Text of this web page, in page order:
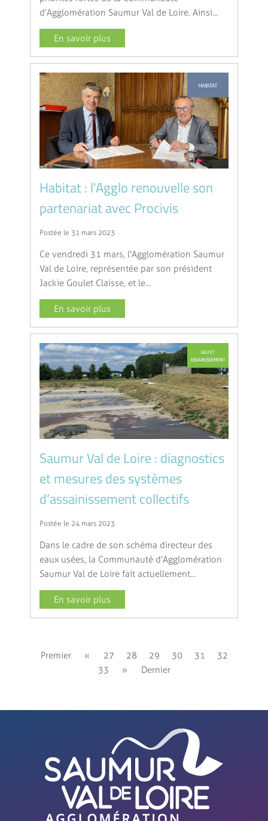
d’Agglomération Saumur Val de Loire. Ainsi...
En savoir plus
Habitat : l'Agglo renouvelle son
partenariat avec Procivis
Postée le 31 mars 2023
Ce vendredi 31 mars, l'Agglomération Saumur
Val de Loire, représentée par son président
Jackie Goulet Claisse, et le...
En savoir plus
Saumur Val de Loire : diagnostics
et mesures des systèmes
d’assainissement collectifs
Postée le 24 mars 2023
Dans le cadre de son schéma directeur des
eaux usées, la Communauté d’Agglomération
Saumur Val de Loire fait actuellement...
En savoir plus
Premier « 27 28 29 30 31
32
33
» Dernier